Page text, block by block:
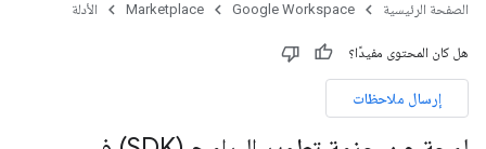
الصفحة الرئيسية Google Workspace
Marketplace الأدلة
هل كان المحتوى مفيدًا؟
إرسال ملاحظات